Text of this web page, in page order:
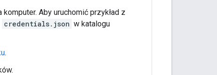
Aby uruchomić przykład z
credentials.json w katalogu
.